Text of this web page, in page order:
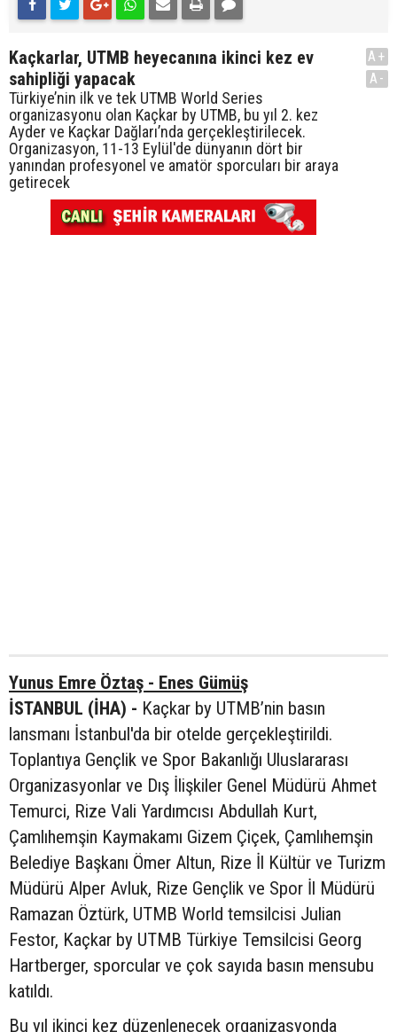
Kaçkarlar, UTMB heyecanına ikinci kez ev
sahipliği yapacak
Türkiye’nin ilk ve tek UTMB World Series
organizasyonu olan Kaçkar by UTMB, bu yıl 2. kez
Ayder ve Kaçkar Dağları’nda gerçekleştirilecek.
Organizasyon, 11-13 Eylül'de dünyanın dört bir
yanından profesyonel ve amatör sporcuları bir araya
getirecek
A+
A-
Yunus Emre Öztaş - Enes Gümüş
İSTANBUL (İHA) - Kaçkar by UTMB’nin basın
lansmanı İstanbul'da bir otelde gerçekleştirildi.
Toplantıya Gençlik ve Spor Bakanlığı Uluslararası
Organizasyonlar ve Dış İlişkiler Genel Müdürü Ahmet
Temurci, Rize Vali Yardımcısı Abdullah Kurt,
Çamlıhemşin Kaymakamı Gizem Çiçek, Çamlıhemşin
Belediye Başkanı Ömer Altun, Rize İl Kültür ve Turizm
Müdürü Alper Avluk, Rize Gençlik ve Spor İl Müdürü
Ramazan Öztürk, UTMB World temsilcisi Julian
Festor, Kaçkar by UTMB Türkiye Temsilcisi Georg
Hartberger, sporcular ve çok sayıda basın mensubu
katıldı.
Bu yıl ikinci kez düzenlenecek organizasyonda